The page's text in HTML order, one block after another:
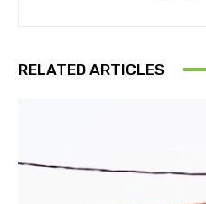
RELATED ARTICLES